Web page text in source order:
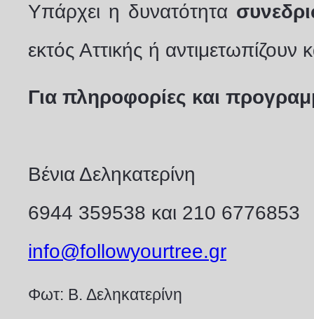
Υπάρχει η δυνατότητα
εκτός Αττικής ή
Για πληροφορίες και
Βένια Δεληκατερίνη
6944 359538 και 210 6776853
info@followyourtree.gr
Φωτ: Β. Δεληκατερίνη